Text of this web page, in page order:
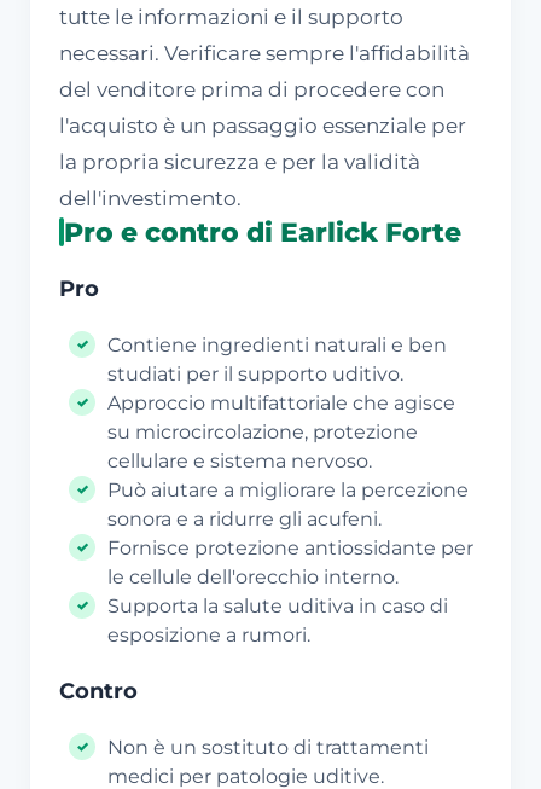
tutte le informazioni e il supporto
necessari. Verificare sempre l'affidabilità
del venditore prima di procedere con
l'acquisto è un passaggio essenziale per
la propria sicurezza e per la validità
dell'investimento.
Pro e contro di Earlick Forte
Pro
Contiene ingredienti naturali e ben
studiati per il supporto uditivo.
Approccio multifattoriale che agisce
su microcircolazione, protezione
cellulare e sistema nervoso.
Può aiutare a migliorare la percezione
sonora e a ridurre gli acufeni.
Fornisce protezione antiossidante per
le cellule dell'orecchio interno.
Supporta la salute uditiva in caso di
esposizione a rumori.
Contro
Non è un sostituto di trattamenti
medici per patologie uditive.